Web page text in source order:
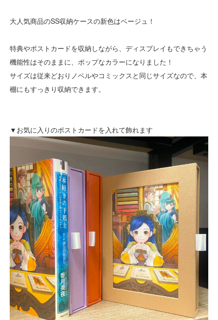
大人気商品のSS収納ケースの新色はベージュ！
特典やポストカードを収納しながら、ディスプレイもできちゃう
機能性はそのままに、ポップなカラーになりました！
サイズは従来どおりノベルやコミックスと同じサイズなので、本
棚にもすっきり収納できます。
▼お気に入りのポストカードを入れて飾れます